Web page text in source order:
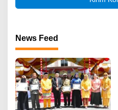
News Feed